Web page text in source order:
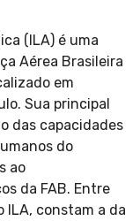
(ILA) é uma
Aérea Brasileira
em
Sua principal
das capacidades
do
ao
da FAB. Entre
ILA, constam a da